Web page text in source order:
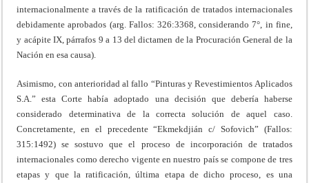
internacionalmente a través de la ratificación de tratados internacionales
debidamente aprobados (arg. Fallos: 326:3368, considerando 7°, in fine,
y acápite IX, párrafos 9 a 13 del dictamen de la Procuración General de la
Nación en esa causa).
Asimismo, con anterioridad al fallo “Pinturas y Revestimientos Aplicados
S.A.” esta Corte había adoptado una decisión que debería haberse
considerado determinativa de la correcta solución de aquel caso.
Concretamente, en el precedente “Ekmekdjián c/ Sofovich” (Fallos:
315:1492) se sostuvo que el proceso de incorporación de tratados
internacionales como derecho vigente en nuestro país se compone de tres
etapas y que la ratificación, última etapa de dicho proceso, es una